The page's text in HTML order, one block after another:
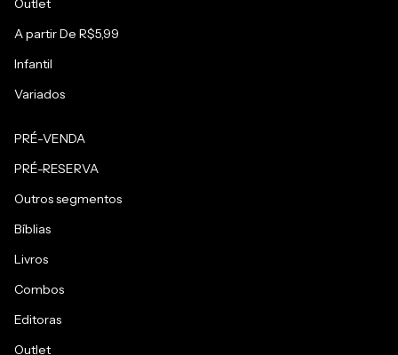
Outlet
A partir De R$5,99
Infantil
Variados
PRÉ-VENDA
PRÉ-RESERVA
Outros segmentos
Bíblias
Livros
Combos
Editoras
Outlet